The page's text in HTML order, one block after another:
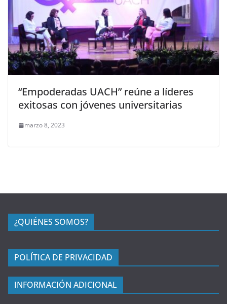
“Empoderadas UACH” reúne a líderes
exitosas con jóvenes universitarias
marzo 8, 2023
¿QUIÉNES SOMOS?
POLÍTICA DE PRIVACIDAD
INFORMACIÓN ADICIONAL